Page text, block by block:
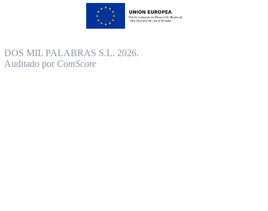
DOS MIL PALABRAS S.L. 2026.
Auditado por ComScore